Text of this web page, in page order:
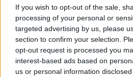
If you wish to opt-out of the sale,
processing of your personal or
targeted advertising by us, please
section to confirm your selection.
opt-out request is processed you
interest-based ads based on
us or personal information
sajtótájékoztatóján Olekszij
miniszter néhány nyugati ország
célkeresztbe. Az Egyesült
azonban hangsúlyozta: Az Önök
Önök bátorsága és szellemisége
néhány más ország